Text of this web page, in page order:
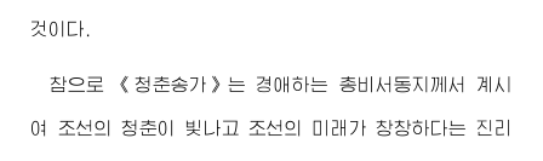
것이다.
참으로 《청춘송가》는 경애하는 총비서동지께서 계시
여 조선의 청춘이 빛나고 조선의 미래가 창창하다는 진리